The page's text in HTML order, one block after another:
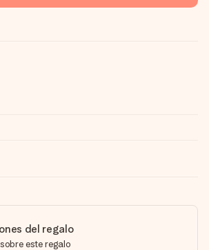
del regalo
este regalo